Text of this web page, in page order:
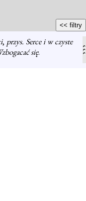
, przys. Serce i w czyste
się.